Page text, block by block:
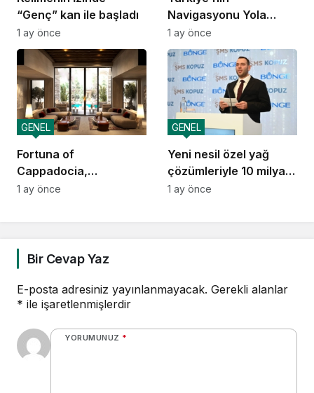
“Genç” kan ile başladı
1 ay önce
Navigasyonu Yola
Çıkıyor
1 ay önce
Fortuna of
Cappadocia,
Autograph Collection
GENEL
1 ay önce
Yeni nesil özel yağ
çözümleriyle 10 milyar
dolarlık ihracat vizyonu
GENEL
1 ay önce
Bir Cevap Yaz
E-posta adresiniz yayınlanmayacak. Gerekli alanlar
* ile işaretlenmişlerdir
YORUMUNUZ *